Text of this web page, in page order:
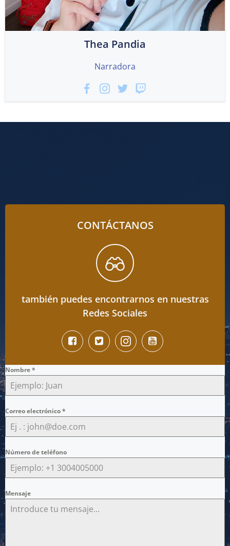
Thea Pandia
Narradora
CONTÁCTANOS
también puedes encontrarnos en nuestras
Redes Sociales
Nombre*
Correo electrónico*
Número de teléfono
Mensaje